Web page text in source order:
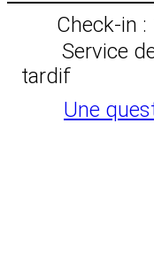
Check-in
Service
tardif
Une